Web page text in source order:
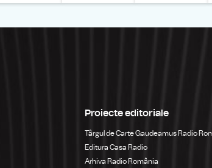
Proiecte editoriale
Târgul de Carte Gaudeamus Radio
Editura Casa Radio
Arhiva Radio România